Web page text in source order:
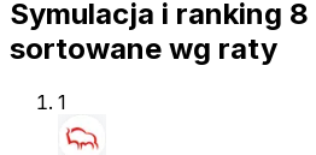
Symulacja i ranking 8
sortowane wg raty
1